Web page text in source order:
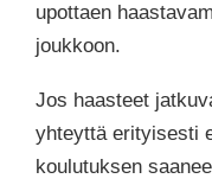
upottaen
joukkoon.
Jos haasteet
yhteyttä erityisesti
koulutuksen